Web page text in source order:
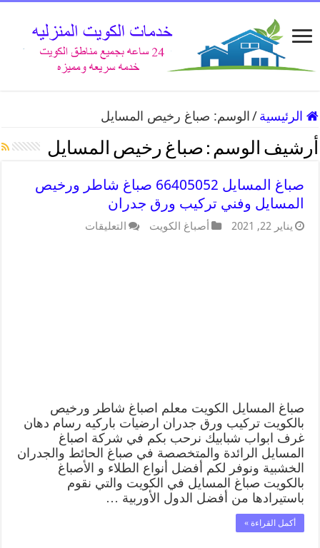
الرئيسية / الوسم: صباغ رخيص المسايل
أرشيف الوسم : صباغ رخيص المسايل
صباغ المسايل 66405052 صباغ شاطر ورخيص
المسايل وفني تركيب ورق جدران
يناير 22, 2021 أصباغ الكويت التعليقات
صباغ المسايل الكويت معلم اصباغ شاطر ورخيص
بالكويت تركيب ورق جدران ارضيات باركيه رسام دهان
غرف ابواب شبابيك نرحب بكم في شركة اصباغ
المسايل الرائدة والمتخصصة في صباغ الحائط والجدران
الخشبية ونوفر لكم أفضل أنواع الطلاء و الأصباغ
بالكويت صباغ المسايل في الكويت والتي نقوم
باستيرادها من أفضل الدول الأوربية …
أكمل القراءة »